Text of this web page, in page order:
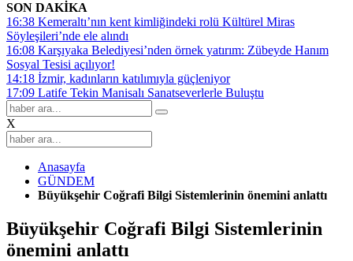
SON DAKİKA
16:38 Kemeraltı’nın kent kimliğindeki rolü Kültürel Miras
Söyleşileri’nde ele alındı
16:08 Karşıyaka Belediyesi’nden örnek yatırım: Zübeyde Hanım
Sosyal Tesisi açılıyor!
14:18 İzmir, kadınların katılımıyla güçleniyor
17:09 Latife Tekin Manisalı Sanatseverlerle Buluştu
X
Anasayfa
GÜNDEM
Büyükşehir Coğrafi Bilgi Sistemlerinin önemini anlattı
Büyükşehir Coğrafi Bilgi Sistemlerinin
önemini anlattı